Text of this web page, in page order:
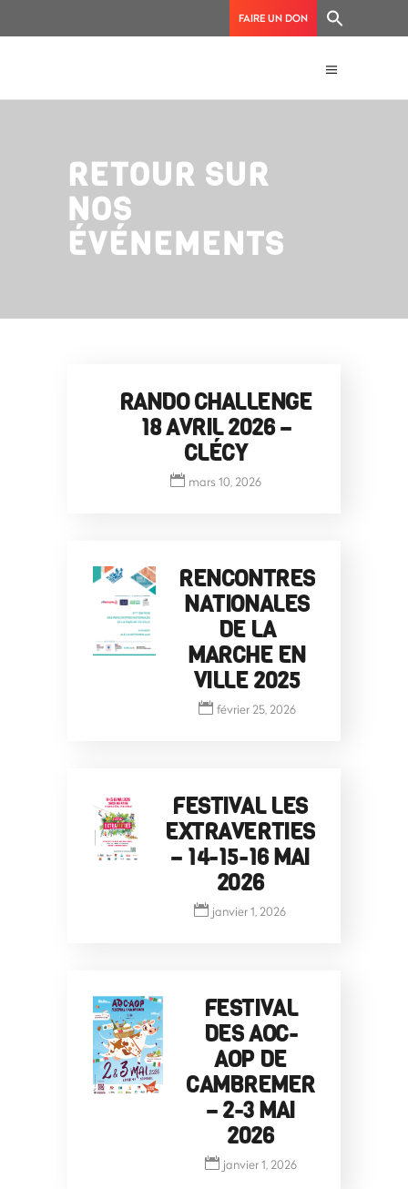
FAIRE UN DON
RETOUR SUR
NOS
ÉVÉNEMENTS
RANDO CHALLENGE
18 AVRIL 2026 –
CLÉCY
mars 10, 2026
RENCONTRES
NATIONALES
DE LA
MARCHE EN
VILLE 2025
février 25, 2026
FESTIVAL LES
EXTRAVERTIES
– 14-15-16 MAI
2026
janvier 1, 2026
FESTIVAL
DES AOC-
AOP DE
CAMBREMER
– 2-3 MAI
2026
janvier 1, 2026